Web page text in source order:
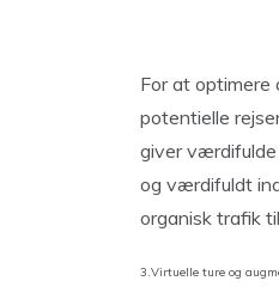
For at optimere
potentielle
giver værdifulde
og værdifuldt
organisk trafik
3.Virtuelle ture og